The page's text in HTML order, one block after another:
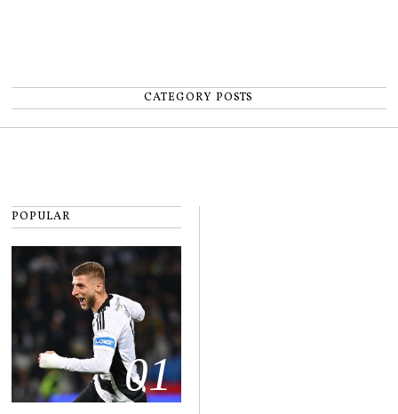
CATEGORY POSTS
POPULAR
01